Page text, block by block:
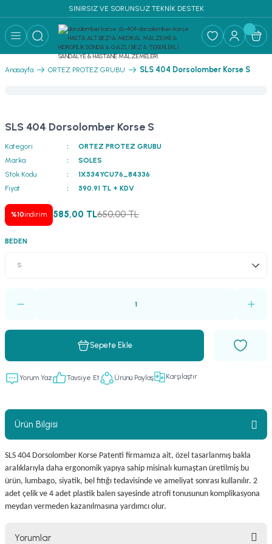
SINIRSIZ VE SORUNSUZ TEKNİK DESTEK
MALZEME ↓
Anasayfa ORTEZ PROTEZ GRUBU SLS 404 Dorsolomber Korse S
SLS 404 Dorsolomber Korse S
Kategori
ORTEZ PROTEZ GRUBU
Marka
SOLES
Stok Kodu
1X534YCU76_84336
Fiyat
590,91 TL + KDV
%10indirim 585,00 TL650,00 TL
BEDEN
Sepete Ekle
Yorum Yaz Tavsiye Et Ürünü Paylaş Karşılaştır
Ürün Bilgisi
SLS 404 Dorsolomber Korse Patenti firmamıza ait, özel tasarlanmış bakla
aralıklarıyla daha ergonomik yapıya sahip misinalı kumaştan üretilmiş bu
ürün, lumbago, siyatik, bel fıtığı tedavisinde ve ameliyat sonrası kullanılır. 2
adet çelik ve 4 adet plastik balen sayesinde atrofi tonusunun komplikasyona
meydan vermeden kazanılmasına yardımcı olur.
Yorumlar